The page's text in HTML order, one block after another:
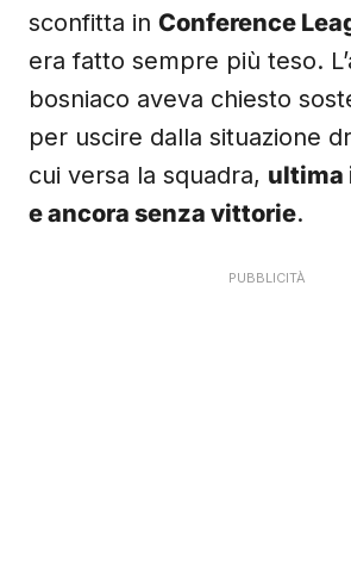
sconfitta in Conference
era fatto sempre più teso.
bosniaco aveva chiesto
per uscire dalla situazione
cui versa la squadra, ultima
e ancora senza vittorie.